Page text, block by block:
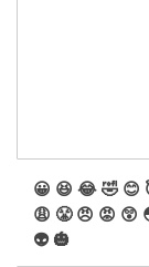
😀 😆 😂🤣 😊
😩 😤 😠 😡 😲
👽 🎃